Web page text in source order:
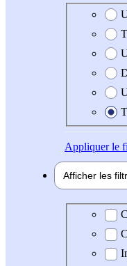
Date de
Appliquerle
Afficher les
Type de